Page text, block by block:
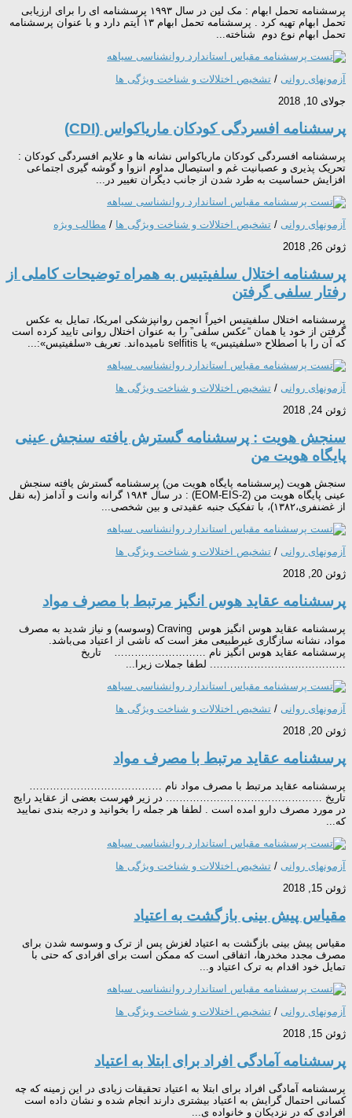
پرسشنامه تحمل ابهام : مک لین در سال ۱۹۹۳ پرسشنامه ای را برای ارزیابی
تحمل ابهام تهیه کرد . پرسشنامه تحمل ابهام ۱۳ آیتم دارد و با عنوان پرسشنامه
تحمل ابهام نوع دوم شناخته...
آزمونهای روانی / تشخیص اختلالات و شناخت ویژگی ها
جولای 10, 2018
پرسشنامه افسردگی کودکان ماریاکواس (CDI)
پرسشنامه افسردگی کودکان ماریاکواس نشانه ها و علایم افسردگی کودکان :
تحریک پذیری و عصبانیت غم و استیصال مداوم انزوا و گوشه گیری اجتماعی
افزایش حساسیت به طرد شدن از جانب دیگران تغییر در...
آزمونهای روانی / تشخیص اختلالات و شناخت ویژگی ها / مطالب ویژه
ژوئن 26, 2018
پرسشنامه اختلال سلفیتیس به همراه توضیحات کاملی از
رفتار سلفی گرفتن
پرسشنامه اختلال سلفیتیس اخیراً انجمن روانپزشکی امریکا، تمایل به عکس
گرفتن از خود یا همان “عکس سلفی” را به عنوان اختلال روانی تایید کرده است
که آن را با اصطلاح «سلفیتیس» یا selfitis نامیده‌اند. تعریف «سلفیتیس»:...
آزمونهای روانی / تشخیص اختلالات و شناخت ویژگی ها
ژوئن 24, 2018
سنجش هویت : پرسشنامه گسترش یافته سنجش عینی
پایگاه هویت من
سنجش هویت (پرسشنامه پایگاه هویت من) پرسشنامه گسترش یافته سنجش
عینی پایگاه هویت من (EOM-EIS-2) : در سال ۱۹۸۴ گرانه وانت و آدامز (به نقل
از غضنفری،۱۳۸۲)، با تفکیک جنبه عقیدتی و بین شخصی...
آزمونهای روانی / تشخیص اختلالات و شناخت ویژگی ها
ژوئن 20, 2018
پرسشنامه عقاید هوس انگیز مرتبط با مصرف مواد
پرسشنامه عقاید هوس انگیز هوس Craving (وسوسه) و نیاز شدید به مصرف
مواد، نشانه سازگاری غیرطبیعی مغز است که ناشی از اعتیاد می‌باشد.
پرسشنامه عقاید هوس انگیز نام ……………………… تاریخ
…………………………………. لطفا جملات زیرا...
آزمونهای روانی / تشخیص اختلالات و شناخت ویژگی ها
ژوئن 20, 2018
پرسشنامه عقاید مرتبط با مصرف مواد
پرسشنامه عقاید مرتبط با مصرف مواد نام …………………………………
تاریخ ………………………………………. در زیر فهرست بعضی از عقاید رایج
در مورد مصرف دارو امده است . لطفا هر جمله را بخوانید و درجه بندی نمایید
كه...
آزمونهای روانی / تشخیص اختلالات و شناخت ویژگی ها
ژوئن 15, 2018
مقیاس پیش بینی بازگشت به اعتیاد
مقیاس پیش بینی بازگشت به اعتیاد لغزش پس از ترک و وسوسه شدن برای
مصرف مجدد مخدرها، اتفاقی است که ممکن است برای افرادی که حتی با
تمایل خود اقدام به ترک اعتیاد و...
آزمونهای روانی / تشخیص اختلالات و شناخت ویژگی ها
ژوئن 15, 2018
پرسشنامه آمادگی افراد برای ابتلا به اعتیاد
پرسشنامه آمادگی افراد برای ابتلا به اعتیاد تحقیقات زیادی در این زمینه که چه
کسانی احتمال گرایش به اعتیاد بیشتری دارند انجام شده و نشان داده است
افرادی که در نزدیکان و خانواده ی...